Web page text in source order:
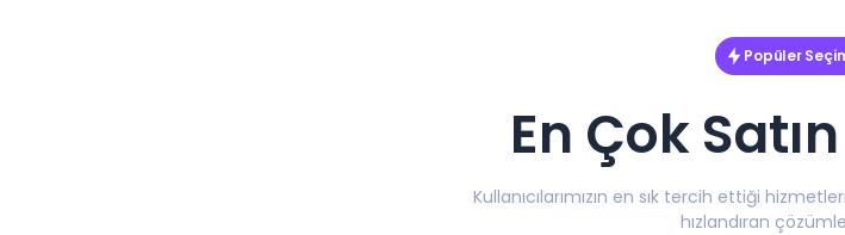
Popüler
En Çok
Kullanıcılarımızın en sık tercih ettiği
hızlandıran